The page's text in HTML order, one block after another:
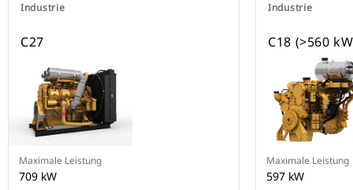
Industrie
C27
Maximale Leistung
709 kW
Industrie
C18 (>560
Maximale Leistung
597 kW